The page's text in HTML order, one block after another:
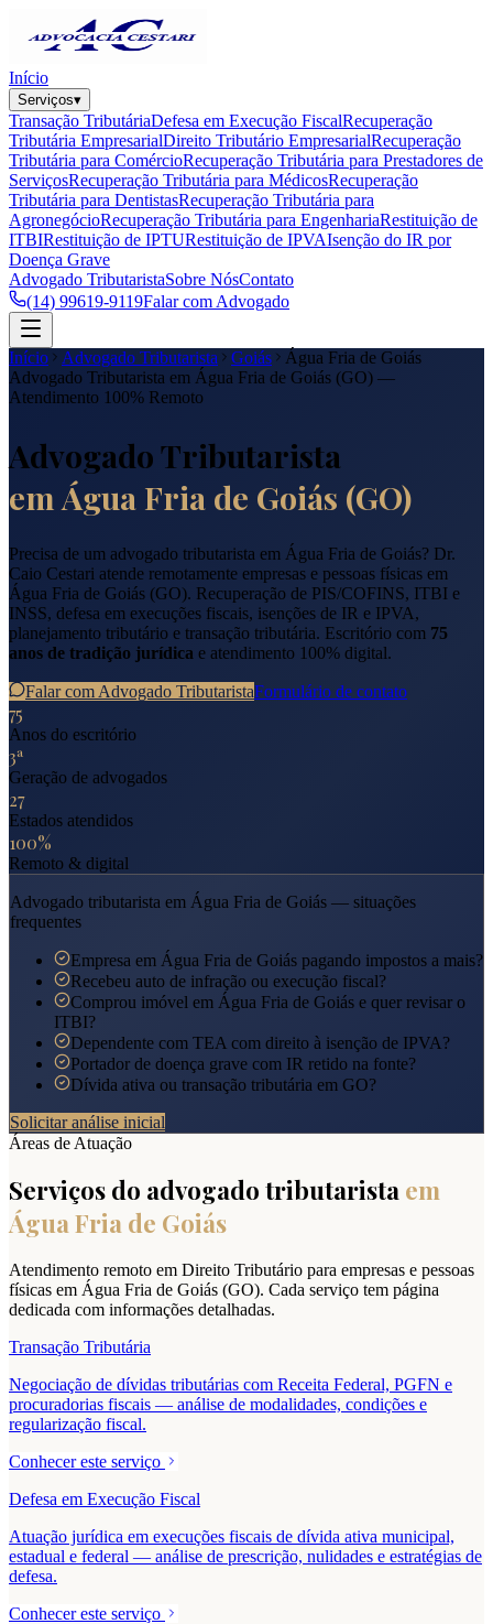
Início
Serviços▾
Transação TributáriaDefesa em Execução FiscalRecuperação
Tributária EmpresarialDireito Tributário EmpresarialRecuperação
Tributária para ComércioRecuperação Tributária para Prestadores de
ServiçosRecuperação Tributária para MédicosRecuperação
Tributária para DentistasRecuperação Tributária para
AgronegócioRecuperação Tributária para EngenhariaRestituição de
ITBIRestituição de IPTURestituição de IPVAIsenção do IR por
Doença Grave
Advogado TributaristaSobre NósContato
(14) 99619-9119Falar com Advogado
Início Advogado Tributarista Goiás
Água Fria de Goiás
Advogado Tributarista em Água Fria de Goiás (GO) —
Atendimento 100% Remoto
Advogado Tributarista
em Água Fria de Goiás (GO)
Precisa de um advogado tributarista em Água Fria de Goiás? Dr.
Caio Cestari atende remotamente empresas e pessoas físicas em
Água Fria de Goiás (GO). Recuperação de PIS/COFINS, ITBI e
INSS, defesa em execuções fiscais, isenções de IR e IPVA,
planejamento tributário e transação tributária. Escritório com 75
anos de tradição jurídica e atendimento 100% digital.
Falar com Advogado TributaristaFormulário de contato
75
Anos do escritório
3ª
Geração de advogados
27
Estados atendidos
100%
Remoto & digital
Advogado tributarista em Água Fria de Goiás — situações
frequentes
Empresa em Água Fria de Goiás pagando impostos a mais?
Recebeu auto de infração ou execução fiscal?
Comprou imóvel em Água Fria de Goiás e quer revisar o
ITBI?
Dependente com TEA com direito à isenção de IPVA?
Portador de doença grave com IR retido na fonte?
Dívida ativa ou transação tributária em GO?
Solicitar análise inicial
Áreas de Atuação
Serviços do advogado tributarista em
Água Fria de Goiás
Atendimento remoto em Direito Tributário para empresas e pessoas
físicas em Água Fria de Goiás (GO). Cada serviço tem página
dedicada com informações detalhadas.
Transação Tributária
Negociação de dívidas tributárias com Receita Federal, PGFN e
procuradorias fiscais — análise de modalidades, condições e
regularização fiscal.
Conhecer este serviço
Defesa em Execução Fiscal
Atuação jurídica em execuções fiscais de dívida ativa municipal,
estadual e federal — análise de prescrição, nulidades e estratégias de
defesa.
Conhecer este serviço